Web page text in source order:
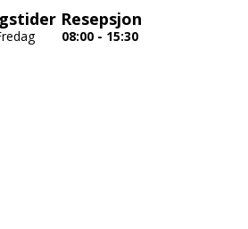
Resepsjon
08:00 - 15:30